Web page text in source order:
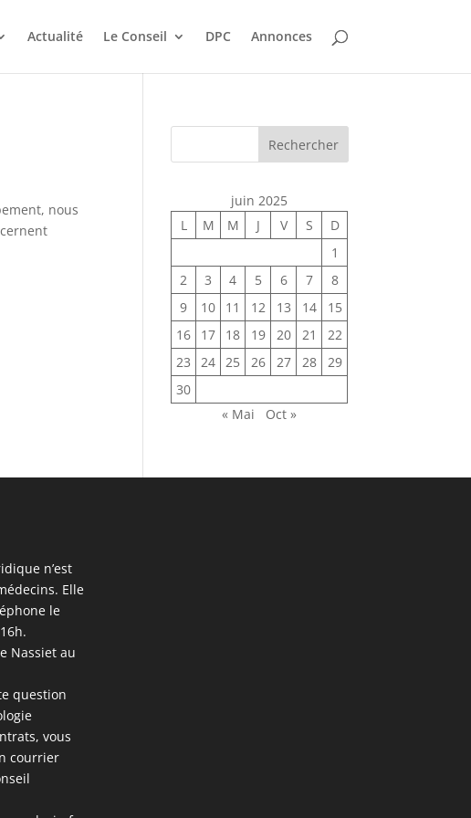
Actualité Le Conseil DPC Annonces
nous
Rechercher
juin 2025
L
M M J V S
D
1
2
3 4 5 6 7
8
9
10 11 12 13 14
15
16
17 18 19 20 21
22
23
24 25 26 27 28
29
30
« Mai
Oct »
n’est
Elle
le
Nassiet au
question
vous
courrier